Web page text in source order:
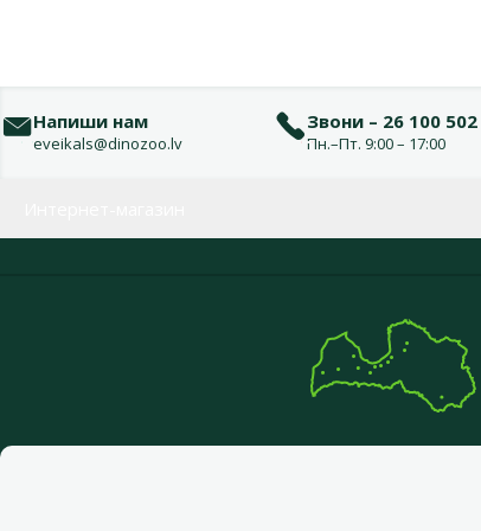
Напиши нам
eveikals@dinozoo.lv
Звони – 26 100 502
Пн.–Пт. 9:00 – 17:00